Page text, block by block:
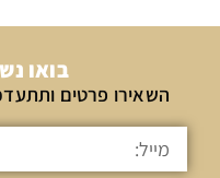
בואו
השאירו פרטים